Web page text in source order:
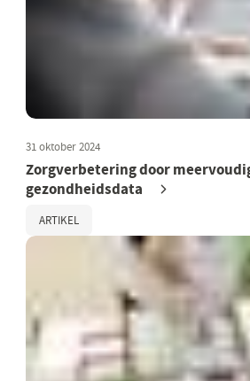
31 oktober 2024
Zorgverbetering door
gezondheidsdata
ARTIKEL